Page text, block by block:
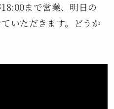
まで営業、明日の
いただきます。どうか